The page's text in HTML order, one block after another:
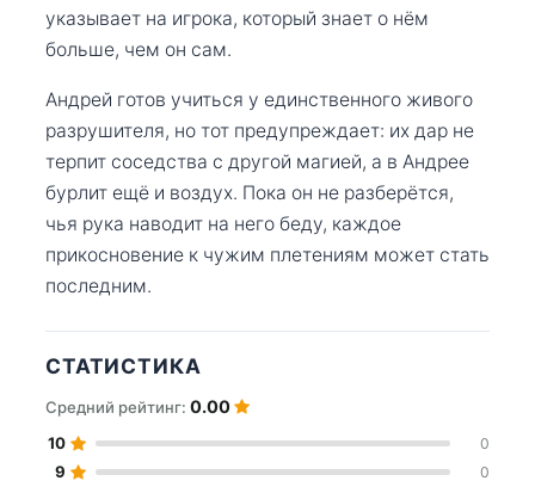
указывает на игрока, который знает о нём
больше, чем он сам.
Андрей готов учиться у единственного живого
разрушителя, но тот предупреждает: их дар не
терпит соседства с другой магией, а в Андрее
бурлит ещё и воздух. Пока он не разберётся,
чья рука наводит на него беду, каждое
прикосновение к чужим плетениям может стать
последним.
СТАТИСТИКА
Средний рейтинг: 0.00
10 0
9 0